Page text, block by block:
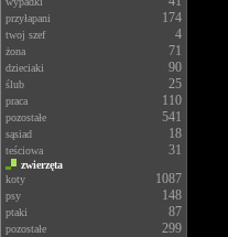
przyłapani 174
twoj szef 4
żona 71
dzieciaki 90
ślub 25
praca 110
pozostałe 541
sąsiad 18
teściowa 31
zwierzęta
koty
1087
psy 148
ptaki 87
pozostałe 299